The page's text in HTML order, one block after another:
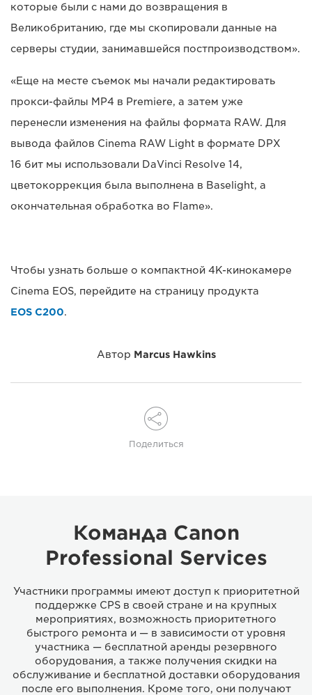
которые были с нами до возвращения в
Великобританию, где мы скопировали данные на
серверы студии, занимавшейся постпроизводством».
«Еще на месте съемок мы начали редактировать
прокси-файлы MP4 в Premiere, а затем уже
перенесли изменения на файлы формата RAW. Для
вывода файлов Cinema RAW Light в формате DPX
16 бит мы использовали DaVinci Resolve 14,
цветокоррекция была выполнена в Baselight, а
окончательная обработка во Flame».
Чтобы узнать больше о компактной 4K-кинокамере
Cinema EOS, перейдите на страницу продукта
EOS C200.
Автор Marcus Hawkins
Поделиться
Команда Canon
Professional Services
Участники программы имеют доступ к приоритетной
поддержке CPS в своей стране и на крупных
мероприятиях, возможность приоритетного
быстрого ремонта и — в зависимости от уровня
участника — бесплатной аренды резервного
оборудования, а также получения скидки на
обслуживание и бесплатной доставки оборудования
после его выполнения. Кроме того, они получают